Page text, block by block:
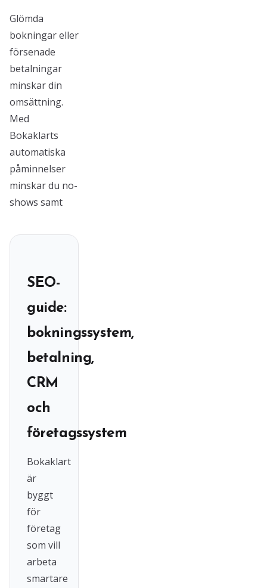
Glömda
bokningar eller
försenade
betalningar
minskar din
omsättning.
Med
Bokaklarts
automatiska
påminnelser
minskar du no-
shows samt
SEO-
guide:
bokningssystem,
betalning,
CRM
och
företagssystem
Bokaklart
är
byggt
för
företag
som vill
arbeta
smartare